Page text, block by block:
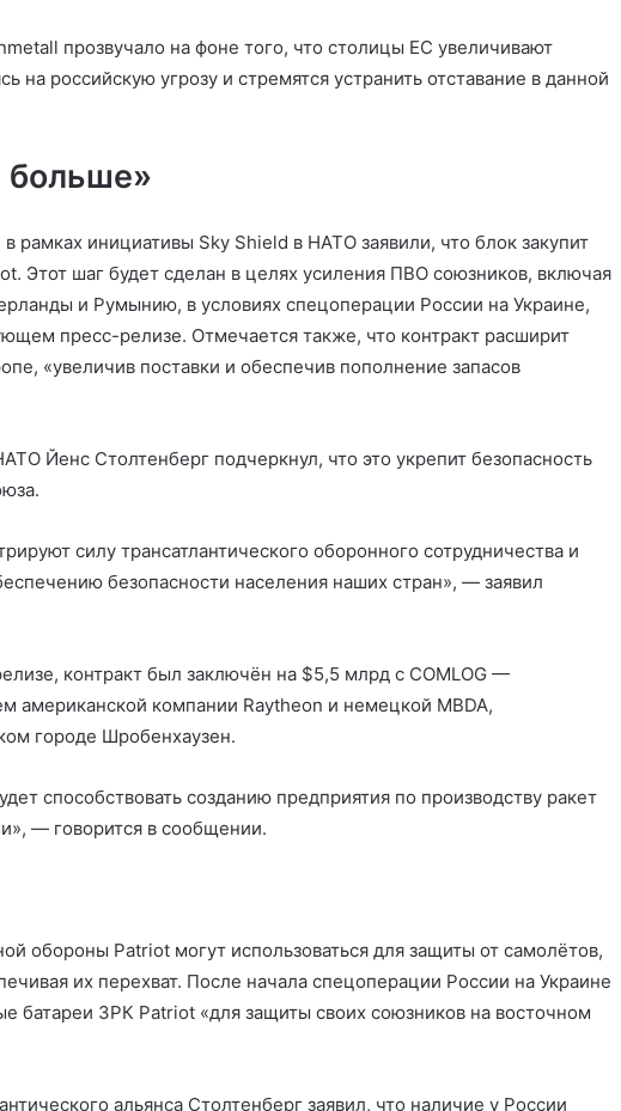
прозвучало на фоне того, что столицы ЕС увеличивают
на российскую угрозу и стремятся устранить отставание в данной
больше»
рамках инициативы Sky Shield в НАТО заявили, что блок закупит
Этот шаг будет сделан в целях усиления ПВО союзников, включая
и Румынию, в условиях спецоперации России на Украине,
пресс-релизе. Отмечается также, что контракт расширит
«увеличив поставки и обеспечив пополнение запасов
Йенс Столтенберг подчеркнул, что это укрепит безопасность
силу трансатлантического оборонного сотрудничества и
безопасности населения наших стран», — заявил
контракт был заключён на $5,5 млрд с COMLOG —
американской компании Raytheon и немецкой MBDA,
городе Шробенхаузен.
способствовать созданию предприятия по производству ракет
— говорится в сообщении.
обороны Patriot могут использоваться для защиты от самолётов,
их перехват. После начала спецоперации России на Украине
батареи ЗРК Patriot «для защиты своих союзников на восточном
альянса Столтенберг заявил, что наличие у России